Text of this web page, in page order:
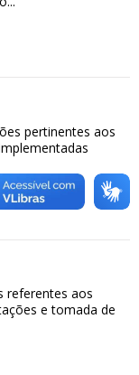
pertinentes aos
referentes aos
e tomada de